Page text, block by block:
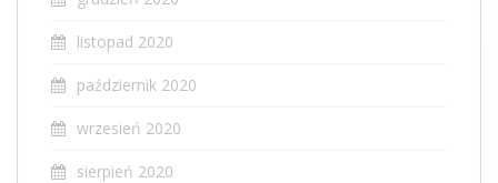
listopad 2020
październik 2020
wrzesień 2020
sierpień 2020